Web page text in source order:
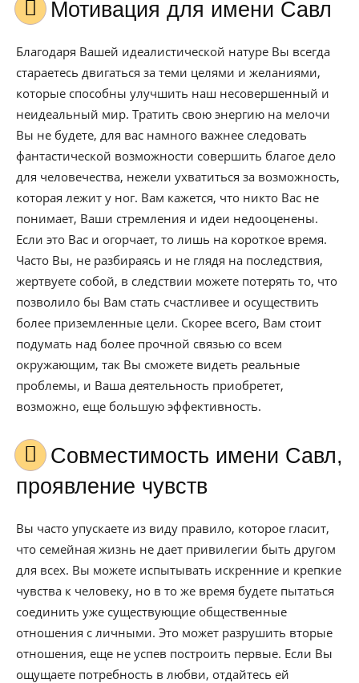
Мотивация для имени Савл
Благодаря Вашей идеалистической натуре Вы всегда
стараетесь двигаться за теми целями и желаниями,
которые способны улучшить наш несовершенный и
неидеальный мир. Тратить свою энергию на мелочи
Вы не будете, для вас намного важнее следовать
фантастической возможности совершить благое дело
для человечества, нежели ухватиться за возможность,
которая лежит у ног. Вам кажется, что никто Вас не
понимает, Ваши стремления и идеи недооценены.
Если это Вас и огорчает, то лишь на короткое время.
Часто Вы, не разбираясь и не глядя на последствия,
жертвуете собой, в следствии можете потерять то, что
позволило бы Вам стать счастливее и осуществить
более приземленные цели. Скорее всего, Вам стоит
подумать над более прочной связью со всем
окружающим, так Вы сможете видеть реальные
проблемы, и Ваша деятельность приобретет,
возможно, еще большую эффективность.
Совместимость имени Савл,
проявление чувств
Вы часто упускаете из виду правило, которое гласит,
что семейная жизнь не дает привилегии быть другом
для всех. Вы можете испытывать искренние и крепкие
чувства к человеку, но в то же время будете пытаться
соединить уже существующие общественные
отношения с личными. Это может разрушить вторые
отношения, еще не успев построить первые. Если Вы
ощущаете потребность в любви, отдайтесь ей